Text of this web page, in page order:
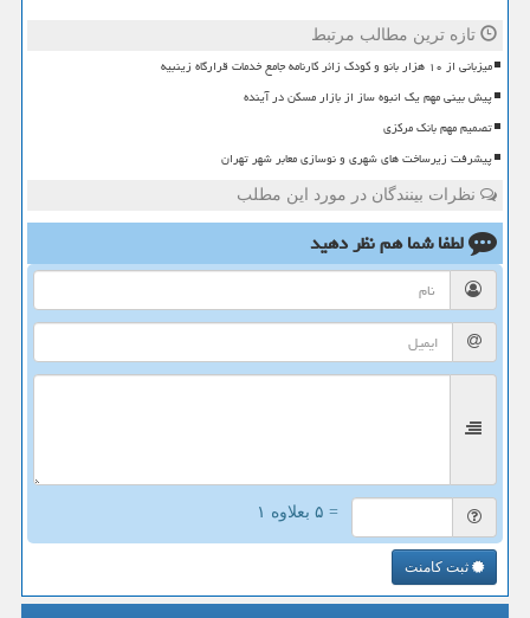
تازه ترین مطالب مرتبط
میزبانی از ۱۰ هزار بانو و کودک زائر کارنامه جامع خدمات قرارگاه زینبیه
پیش بینی مهم یک انبوه ساز از بازار مسکن در آینده
تصمیم مهم بانک مرکزی
پیشرفت زیرساخت های شهری و نوسازی معابر شهر تهران
نظرات بینندگان در مورد این مطلب
لطفا شما همنظر دهید
= ۵ بعلاوه ۱
ثبت کامنت